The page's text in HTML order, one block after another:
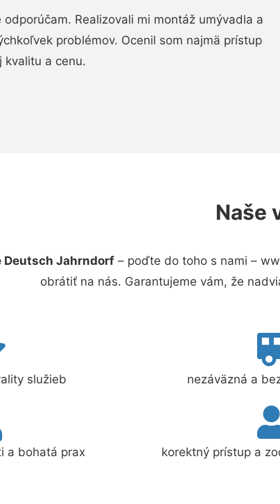
Realizovali mi montáž umývadla a
problémov. Ocenil som najmä prístup
kvalitu a cenu.
Naše
Deutsch Jahrndorf – poďte do toho s nami –
obrátiť na nás. Garantujeme vám, že
služieb nezáväzná a
a bohatá prax korektný prístup a